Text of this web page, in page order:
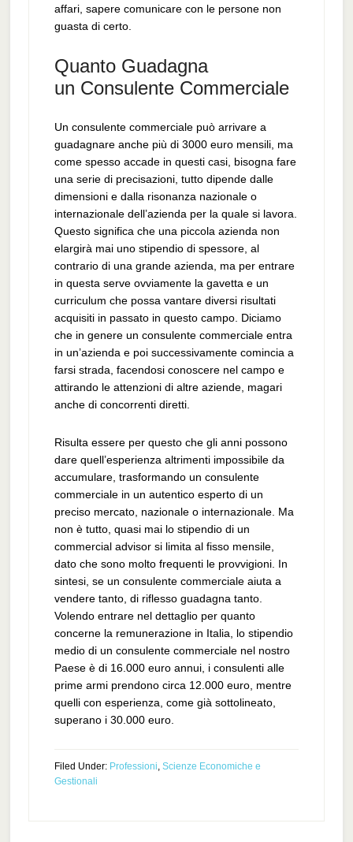
affari, sapere comunicare con le persone non
guasta di certo.
Quanto Guadagna
un Consulente Commerciale
Un consulente commerciale può arrivare a
guadagnare anche più di 3000 euro mensili, ma
come spesso accade in questi casi, bisogna fare
una serie di precisazioni, tutto dipende dalle
dimensioni e dalla risonanza nazionale o
internazionale dell’azienda per la quale si lavora.
Questo significa che una piccola azienda non
elargirà mai uno stipendio di spessore, al
contrario di una grande azienda, ma per entrare
in questa serve ovviamente la gavetta e un
curriculum che possa vantare diversi risultati
acquisiti in passato in questo campo. Diciamo
che in genere un consulente commerciale entra
in un’azienda e poi successivamente comincia a
farsi strada, facendosi conoscere nel campo e
attirando le attenzioni di altre aziende, magari
anche di concorrenti diretti.
Risulta essere per questo che gli anni possono
dare quell’esperienza altrimenti impossibile da
accumulare, trasformando un consulente
commerciale in un autentico esperto di un
preciso mercato, nazionale o internazionale. Ma
non è tutto, quasi mai lo stipendio di un
commercial advisor si limita al fisso mensile,
dato che sono molto frequenti le provvigioni. In
sintesi, se un consulente commerciale aiuta a
vendere tanto, di riflesso guadagna tanto.
Volendo entrare nel dettaglio per quanto
concerne la remunerazione in Italia, lo stipendio
medio di un consulente commerciale nel nostro
Paese è di 16.000 euro annui, i consulenti alle
prime armi prendono circa 12.000 euro, mentre
quelli con esperienza, come già sottolineato,
superano i 30.000 euro.
Filed Under: Professioni, Scienze Economiche e
Gestionali